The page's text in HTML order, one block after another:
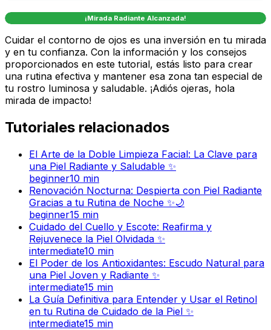
¡Mirada Radiante Alcanzada!
Cuidar el contorno de ojos es una inversión en tu mirada
y en tu confianza. Con la información y los consejos
proporcionados en este tutorial, estás listo para crear
una rutina efectiva y mantener esa zona tan especial de
tu rostro luminosa y saludable. ¡Adiós ojeras, hola
mirada de impacto!
Tutoriales relacionados
El Arte de la Doble Limpieza Facial: La Clave para
una Piel Radiante y Saludable ✨
beginner10 min
Renovación Nocturna: Despierta con Piel Radiante
Gracias a tu Rutina de Noche ✨🌙
beginner15 min
Cuidado del Cuello y Escote: Reafirma y
Rejuvenece la Piel Olvidada ✨
intermediate10 min
El Poder de los Antioxidantes: Escudo Natural para
una Piel Joven y Radiante ✨
intermediate15 min
La Guía Definitiva para Entender y Usar el Retinol
en tu Rutina de Cuidado de la Piel ✨
intermediate15 min